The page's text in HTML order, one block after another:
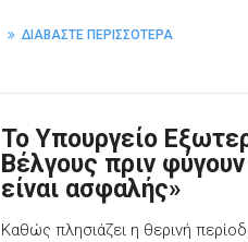
ΔΙΑΒΑΣΤΕ ΠΕΡΙΣΣΟΤΕΡΑ
Το Υπουργείο
Βέλγους πριν
είναι ασφαλής»
Καθώς πλησιάζει η θερινή